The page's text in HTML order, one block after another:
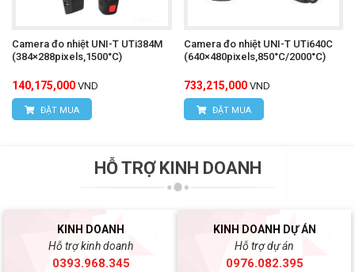
Camera đo nhiệt UNI-T UTi384M
(384×288pixels,1500°C)
140,175,000 VND
ĐẶT MUA
Camera đo nhiệt UNI-T UTi640C
(640×480pixels,850°C/2000°C)
733,215,000 VND
ĐẶT MUA
HỖ TRỢ KINH DOANH
KINH DOANH
Hỗ trợ kinh doanh
0393.968.345
KINH DOANH DỰ ÁN
Hỗ trợ dự án
0976.082.395